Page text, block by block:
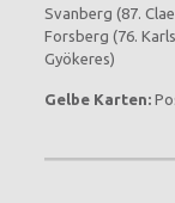
Svanberg (87.
Forsberg (76.
Gyökeres)
Gelbe Karten: